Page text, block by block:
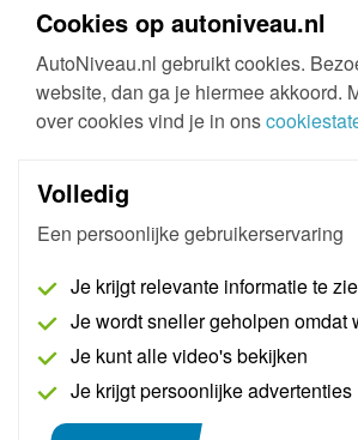
Cookies op autoniveau.nl
AutoNiveau.nl gebruikt cookies.
website, dan ga je hiermee akkoord.
over cookies vind je in ons
Volledig
Een persoonlijke gebruikerservaring
Je krijgt relevante informatie te
Je wordt sneller geholpen omdat
Je kunt alle video's bekijken
Je krijgt persoonlijke advertenties
Werkvorm: Online
Klantbeoordeling
Gemiddelde beoordeling Pass Thru
ODIS)
0 beoordelingen